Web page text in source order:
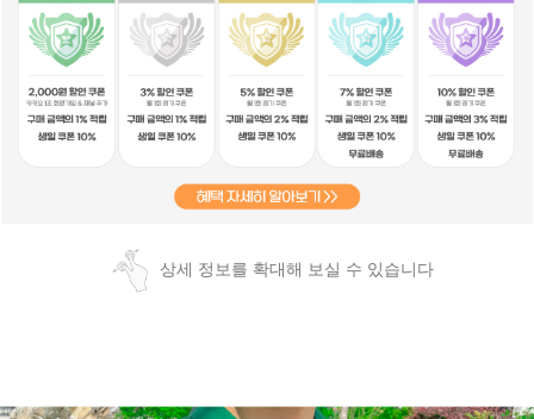
상세 정보를 확대해 보실 수 있습니다